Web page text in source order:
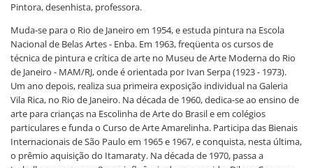
Pintora, desenhista, professora.
Muda-se para o Rio de Janeiro em 1954, e estuda pintura na Escola
Nacional de Belas Artes - Enba. Em 1963, freqüenta os cursos de
técnica de pintura e crítica de arte no Museu de Arte Moderna do Rio
de Janeiro - MAM/RJ, onde é orientada por Ivan Serpa (1923 - 1973).
Um ano depois, realiza sua primeira exposição individual na Galeria
Vila Rica, no Rio de Janeiro. Na década de 1960, dedica-se ao ensino de
arte para crianças na Escolinha de Arte do Brasil e em colégios
particulares e funda o Curso de Arte Amarelinha. Participa das Bienais
Internacionais de São Paulo em 1965 e 1967, e conquista, nesta última,
o prêmio aquisição do Itamaraty. Na década de 1970, passa a